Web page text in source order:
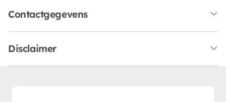
Contactgegevens
Disclaimer